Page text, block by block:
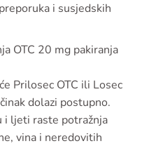
i susjedskih
OTC 20 mg pakiranja
Prilosec OTC ili Losec
dolazi postupno.
i ljeti raste potražnja
vina i neredovitih